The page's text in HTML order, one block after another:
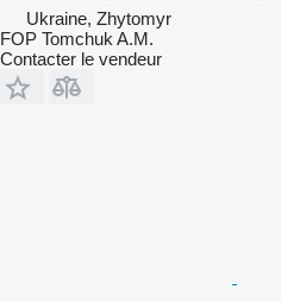
Ukraine, Zhytomyr
FOP Tomchuk A.M.
Contacter le vendeur